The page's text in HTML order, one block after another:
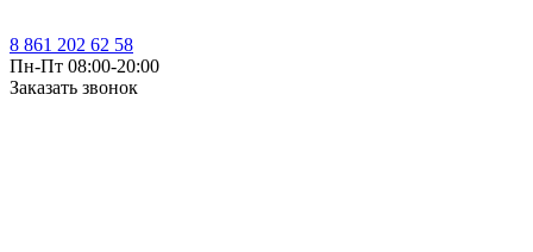
8 861 202 62 58
Пн-Пт 08:00-20:00
Заказать звонок